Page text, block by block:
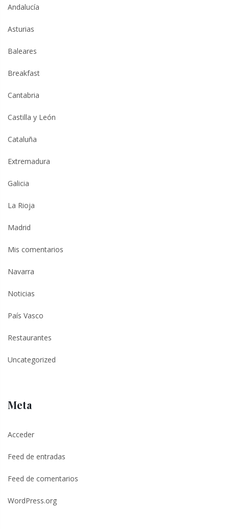
Andalucía
Asturias
Baleares
Breakfast
Cantabria
Castilla y León
Cataluña
Extremadura
Galicia
La Rioja
Madrid
Mis comentarios
Navarra
Noticias
País Vasco
Restaurantes
Uncategorized
Meta
Acceder
Feed de entradas
Feed de comentarios
WordPress.org